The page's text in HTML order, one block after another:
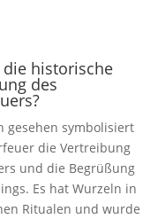
die historische
des
gesehen symbolisiert
die Vertreibung
und die Begrüßung
Es hat Wurzeln in
Ritualen und wurde